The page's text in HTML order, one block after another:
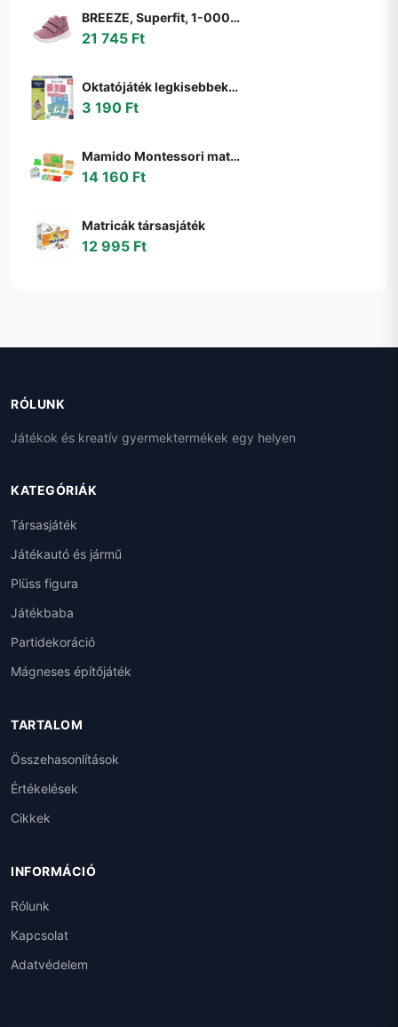
BREEZE, Superfit, 1-000363-8510, rózsaszín, egész szezonra való lány cipő, rózsaszín - 22
21 745 Ft
Oktatójáték legkisebbeknek My first Maths Educa Matekozzunk képekkel 64 darabos 4 évtől
3 190 Ft
Mamido Montessori matematikai doboz gyerekeknek
14 160 Ft
Matricák társasjáték
12 995 Ft
RÓLUNK
Játékok és kreatív gyermektermékek egy helyen
KATEGÓRIÁK
Társasjáték
Játékautó és jármű
Plüss figura
Játékbaba
Partidekoráció
Mágneses építőjáték
TARTALOM
Összehasonlítások
Értékelések
Cikkek
INFORMÁCIÓ
Rólunk
Kapcsolat
Adatvédelem